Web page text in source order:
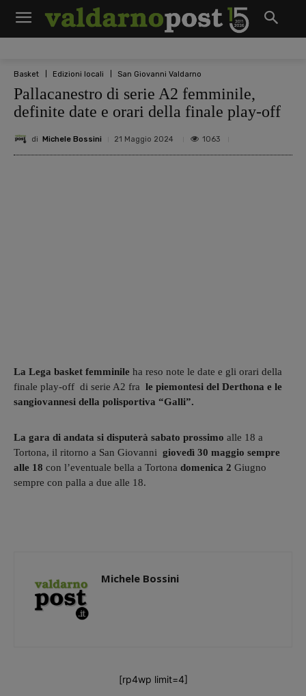
Basket Edizioni locali San Giovanni Valdarno
Pallacanestro di serie A2 femminile,
definite date e orari della finale play-off
di Michele Bossini 21 Maggio 2024 1063
La Lega basket femminile ha reso note le date e gli orari della
finale play-off di serie A2 fra le piemontesi del Derthona e le
sangiovannesi della polisportiva “Galli”.
La gara di andata si disputerà sabato prossimo alle 18 a
Tortona, il ritorno a San Giovanni giovedì 30 maggio sempre
alle 18 con l’eventuale bella a Tortona domenica 2 Giugno
sempre con palla a due alle 18.
Michele Bossini
[rp4wp limit=4]